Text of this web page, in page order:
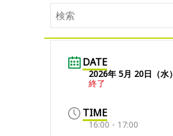
DATE
2026年 5月 20日（水）
終了
TIME
16:00 - 17:00